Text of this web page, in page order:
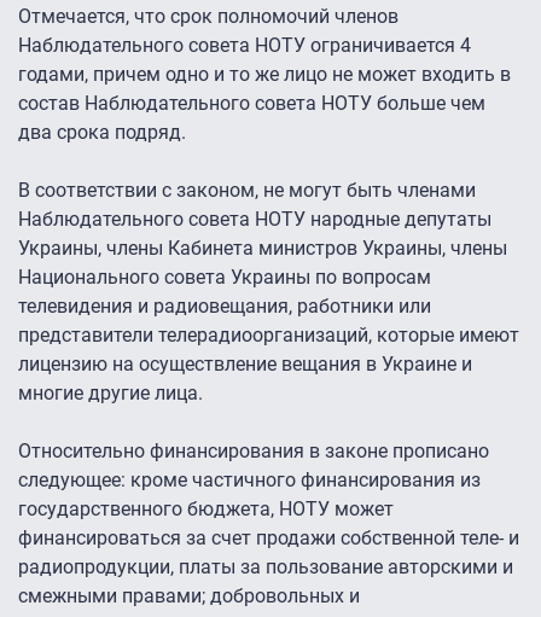
Отмечается, что срок полномочий членов
Наблюдательного совета НОТУ ограничивается 4
годами, причем одно и то же лицо не может входить в
состав Наблюдательного совета НОТУ больше чем
два срока подряд.
В соответствии с законом, не могут быть членами
Наблюдательного совета НОТУ народные депутаты
Украины, члены Кабинета министров Украины, члены
Национального совета Украины по вопросам
телевидения и радиовещания, работники или
представители телерадиоорганизаций, которые имеют
лицензию на осуществление вещания в Украине и
многие другие лица.
Относительно финансирования в законе прописано
следующее: кроме частичного финансирования из
государственного бюджета, НОТУ может
финансироваться за счет продажи собственной теле- и
радиопродукции, платы за пользование авторскими и
смежными правами; добровольных и